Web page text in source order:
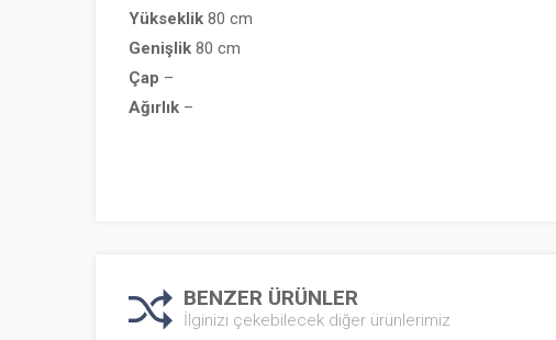
Yükseklik 80 cm
Genişlik 80 cm
Çap –
Ağırlık –
BENZER ÜRÜNLER
İlginizi çekebilecek diğer ürünlerimiz